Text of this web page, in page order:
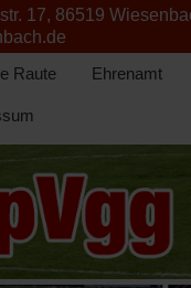
17, 86519
Raute Ehrenamt